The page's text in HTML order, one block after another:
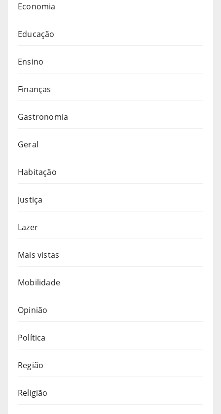
Economia
Educação
Ensino
Finanças
Gastronomia
Geral
Habitação
Justiça
Lazer
Mais vistas
Mobilidade
Opinião
Política
Região
Religião